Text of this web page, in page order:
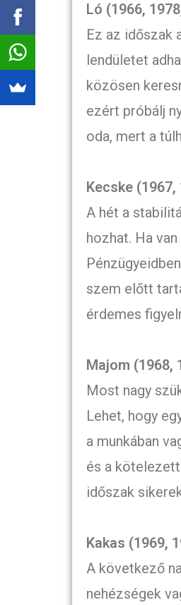
Ló (1966,
Ez az időszak
lendületet
közösen
ezért próbálj
oda, mert a
Kecske (1967,
A hét a
hozhat. Ha
szem előtt
érdemes
Majom (1968,
Most nagy
Lehet, hogy
a munkában
és a
időszak
Kakas (1969,
A következő
nehézségek